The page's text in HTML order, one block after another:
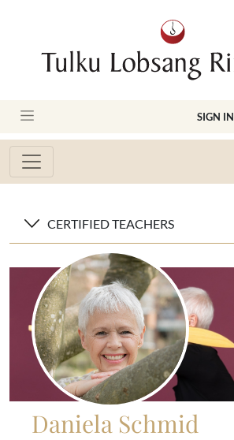
SIGN IN
CERTIFIED TEACHERS
Daniela Schmid